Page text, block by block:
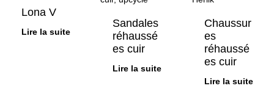
Lona V
Lire la suite
Sandales
réhaussé
es cuir
Lire la suite
Chaussur
es
réhaussé
es cuir
Lire la suite